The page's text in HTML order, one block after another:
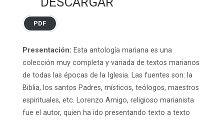
PDF
Presentación: Esta antología mariana es una
colección muy completa y variada de textos marianos
de todas las épocas de la Iglesia. Las fuentes son: la
Biblia, los santos Padres, místicos, teólogos, maestros
espirituales, etc. Lorenzo Amigo, religioso marianista
fue el autor, quien ha ido presentando texto a texto